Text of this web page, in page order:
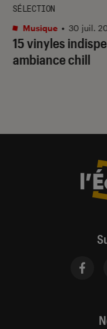
15 vinyles
ambiance chill
SÉLECTION
Musique • 30 juil.